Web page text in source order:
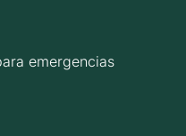
emergencias